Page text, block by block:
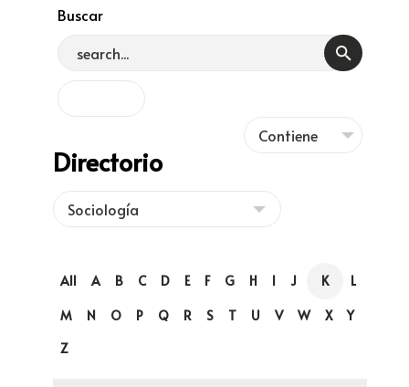
Buscar
Directorio
All A B C D E F G H I J K
L
M
N O P Q R S T U V W X
Y
Z